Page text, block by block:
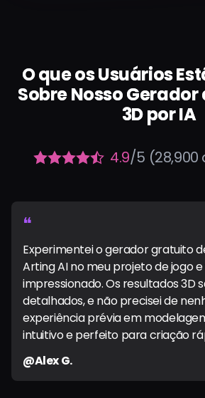
O que os Usuários
Sobre Nosso
3D por IA
4.9/5
❝
Experimentei o gerador gratuito
Arting AI no meu projeto de jogo e
impressionado. Os resultados 3D
detalhados, e não precisei de
experiência prévia em
intuitivo e perfeito para criação
@Alex G.